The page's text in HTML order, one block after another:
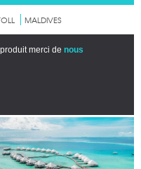
MALDIVES
merci de nous